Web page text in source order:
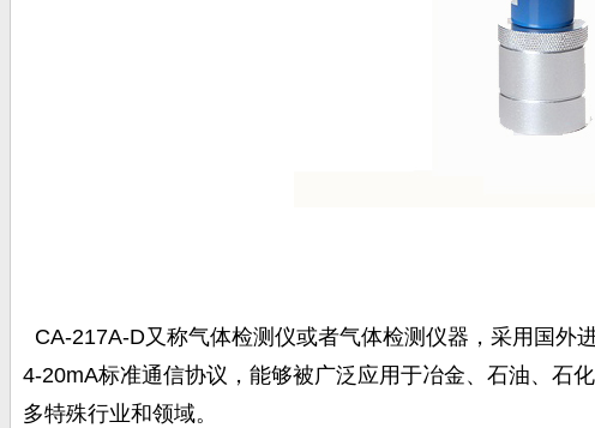
CA-217A-D又称气体检测仪或者气体检测仪器，采用国外
4-20mA标准通信协议，能够被广泛应用于冶金、石油、石
多特殊行业和领域。